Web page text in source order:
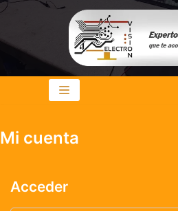
contenido
Mi cuenta
Acceder